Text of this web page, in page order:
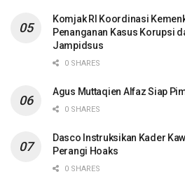
Komjak RI Koordinasi
Penanganan Kasus Korupsi
Jampidsus
0 SHARES
Agus Muttaqien Alfaz Siap
0 SHARES
Dasco Instruksikan Kader
Perangi Hoaks
0 SHARES